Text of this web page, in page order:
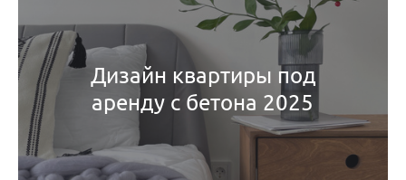
Дизайн квартиры под
аренду с бетона 2025